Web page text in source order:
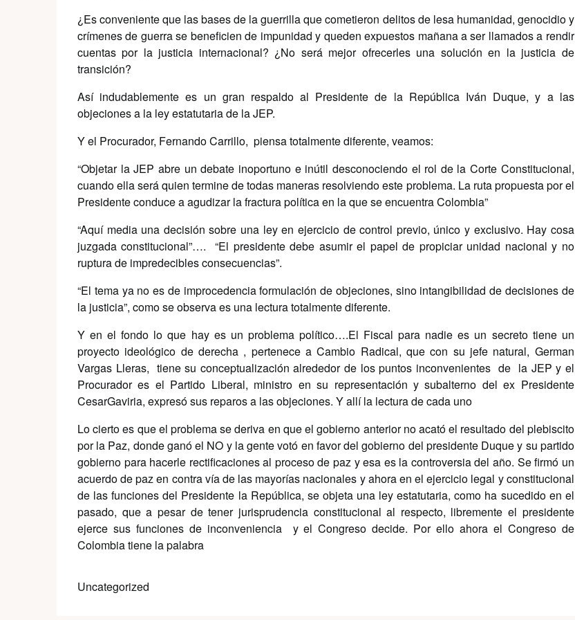
¿Es conveniente que las bases de la guerrilla que cometieron delitos de lesa humanidad, genocidio y
crímenes de guerra se beneficien de impunidad y queden expuestos mañana a ser llamados a rendir
cuentas por la justicia internacional? ¿No será mejor ofrecerles una solución en la justicia de
transición?
Así indudablemente es un gran respaldo al Presidente de la República Iván Duque, y a las
objeciones a la ley estatutaria de la JEP.
Y el Procurador, Fernando Carrillo, piensa totalmente diferente, veamos:
“Objetar la JEP abre un debate inoportuno e inútil desconociendo el rol de la Corte Constitucional,
cuando ella será quien termine de todas maneras resolviendo este problema. La ruta propuesta por el
Presidente conduce a agudizar la fractura política en la que se encuentra Colombia”
“Aquí media una decisión sobre una ley en ejercicio de control previo, único y exclusivo. Hay cosa
juzgada constitucional”…. “El presidente debe asumir el papel de propiciar unidad nacional y no
ruptura de impredecibles consecuencias”.
“El tema ya no es de improcedencia formulación de objeciones, sino intangibilidad de decisiones de
la justicia”, como se observa es una lectura totalmente diferente.
Y en el fondo lo que hay es un problema político….El Fiscal para nadie es un secreto tiene un
proyecto ideológico de derecha , pertenece a Cambio Radical, que con su jefe natural, German
Vargas Lleras, tiene su conceptualización alrededor de los puntos inconvenientes de la JEP y el
Procurador es el Partido Liberal, ministro en su representación y subalterno del ex Presidente
CesarGaviria, expresó sus reparos a las objeciones. Y allí la lectura de cada uno
Lo cierto es que el problema se deriva en que el gobierno anterior no acató el resultado del plebiscito
por la Paz, donde ganó el NO y la gente votó en favor del gobierno del presidente Duque y su partido
gobierno para hacerle rectificaciones al proceso de paz y esa es la controversia del año. Se firmó un
acuerdo de paz en contra vía de las mayorías nacionales y ahora en el ejercicio legal y constitucional
de las funciones del Presidente la República, se objeta una ley estatutaria, como ha sucedido en el
pasado, que a pesar de tener jurisprudencia constitucional al respecto, libremente el presidente
ejerce sus funciones de inconveniencia y el Congreso decide. Por ello ahora el Congreso de
Colombia tiene la palabra
Uncategorized